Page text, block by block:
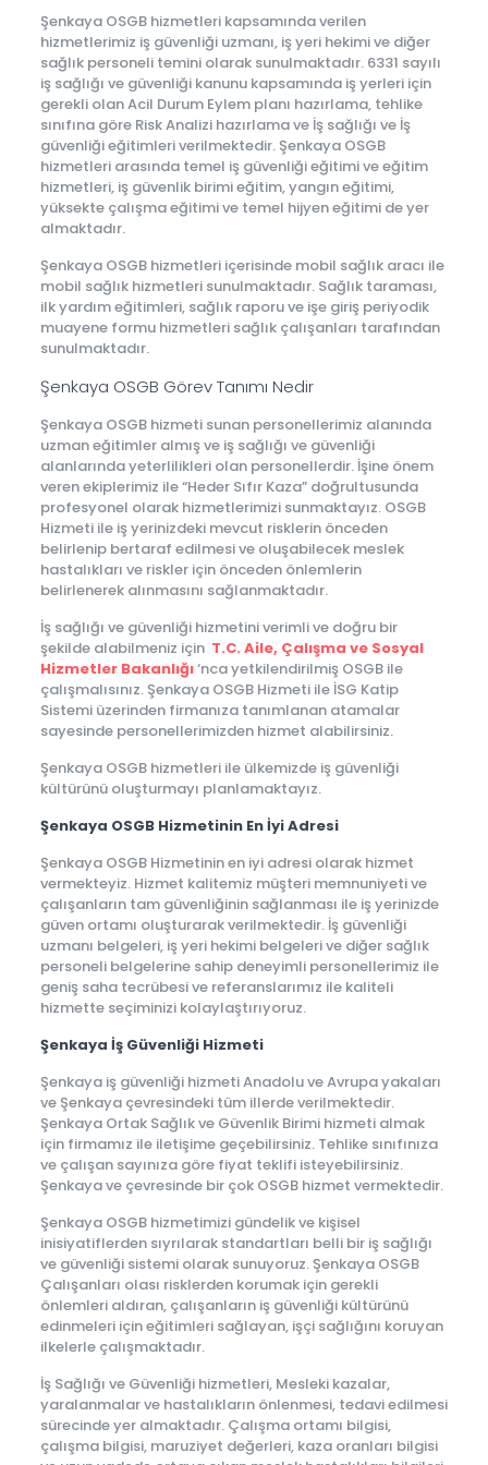
Şenkaya OSGB hizmetleri kapsamında verilen
hizmetlerimiz iş güvenliği uzmanı, iş yeri hekimi ve diğer
sağlık personeli temini olarak sunulmaktadır. 6331 sayılı
iş sağlığı ve güvenliği kanunu kapsamında iş yerleri için
gerekli olan Acil Durum Eylem planı hazırlama, tehlike
sınıfına göre Risk Analizi hazırlama ve İş sağlığı ve İş
güvenliği eğitimleri verilmektedir. Şenkaya OSGB
hizmetleri arasında temel iş güvenliği eğitimi ve eğitim
hizmetleri, iş güvenlik birimi eğitim, yangın eğitimi,
yüksekte çalışma eğitimi ve temel hijyen eğitimi de yer
almaktadır.
Şenkaya OSGB hizmetleri içerisinde mobil sağlık aracı ile
mobil sağlık hizmetleri sunulmaktadır. Sağlık taraması,
ilk yardım eğitimleri, sağlık raporu ve işe giriş periyodik
muayene formu hizmetleri sağlık çalışanları tarafından
sunulmaktadır.
Şenkaya OSGB Görev Tanımı Nedir
Şenkaya OSGB hizmeti sunan personellerimiz alanında
uzman eğitimler almış ve iş sağlığı ve güvenliği
alanlarında yeterlilikleri olan personellerdir. İşine önem
veren ekiplerimiz ile “Heder Sıfır Kaza” doğrultusunda
profesyonel olarak hizmetlerimizi sunmaktayız. OSGB
Hizmeti ile iş yerinizdeki mevcut risklerin önceden
belirlenip bertaraf edilmesi ve oluşabilecek meslek
hastalıkları ve riskler için önceden önlemlerin
belirlenerek alınmasını sağlanmaktadır.
İş sağlığı ve güvenliği hizmetini verimli ve doğru bir
şekilde alabilmeniz için T.C. Aile, Çalışma ve Sosyal
Hizmetler Bakanlığı‘nca yetkilendirilmiş OSGB ile
çalışmalısınız. Şenkaya OSGB Hizmeti ile İSG Katip
Sistemi üzerinden firmanıza tanımlanan atamalar
sayesinde personellerimizden hizmet alabilirsiniz.
Şenkaya OSGB hizmetleri ile ülkemizde iş güvenliği
kültürünü oluşturmayı planlamaktayız.
Şenkaya OSGB Hizmetinin En İyi Adresi
Şenkaya OSGB Hizmetinin en iyi adresi olarak hizmet
vermekteyiz. Hizmet kalitemiz müşteri memnuniyeti ve
çalışanların tam güvenliğinin sağlanması ile iş yerinizde
güven ortamı oluşturarak verilmektedir. İş güvenliği
uzmanı belgeleri, iş yeri hekimi belgeleri ve diğer sağlık
personeli belgelerine sahip deneyimli personellerimiz ile
geniş saha tecrübesi ve referanslarımız ile kaliteli
hizmette seçiminizi kolaylaştırıyoruz.
Şenkaya İş Güvenliği Hizmeti
Şenkaya iş güvenliği hizmeti Anadolu ve Avrupa yakaları
ve Şenkaya çevresindeki tüm illerde verilmektedir.
Şenkaya Ortak Sağlık ve Güvenlik Birimi hizmeti almak
için firmamız ile iletişime geçebilirsiniz. Tehlike sınıfınıza
ve çalışan sayınıza göre fiyat teklifi isteyebilirsiniz.
Şenkaya ve çevresinde bir çok OSGB hizmet vermektedir.
Şenkaya OSGB hizmetimizi gündelik ve kişisel
inisiyatiflerden sıyrılarak standartları belli bir iş sağlığı
ve güvenliği sistemi olarak sunuyoruz. Şenkaya OSGB
Çalışanları olası risklerden korumak için gerekli
önlemleri aldıran, çalışanların iş güvenliği kültürünü
edinmeleri için eğitimleri sağlayan, işçi sağlığını koruyan
ilkelerle çalışmaktadır.
İş Sağlığı ve Güvenliği hizmetleri, Mesleki kazalar,
yaralanmalar ve hastalıkların önlenmesi, tedavi edilmesi
sürecinde yer almaktadır. Çalışma ortamı bilgisi,
çalışma bilgisi, maruziyet değerleri, kaza oranları bilgisi